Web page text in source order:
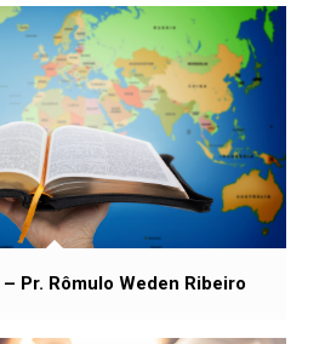
Pr. Rômulo Weden Ribeiro